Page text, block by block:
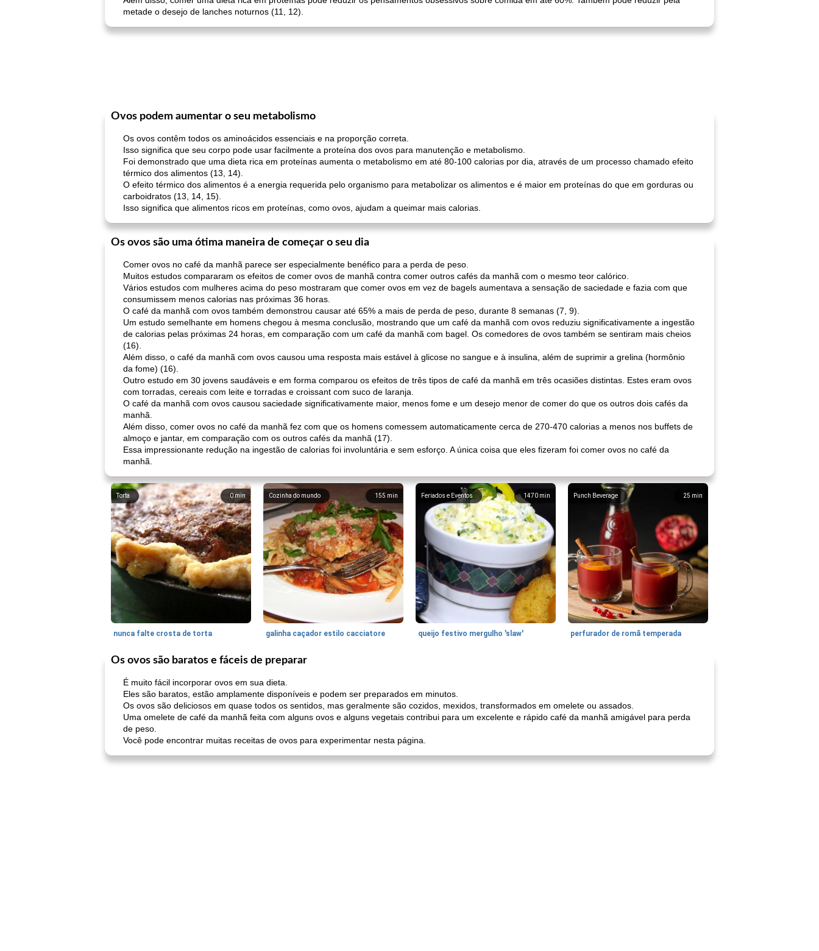
metade o desejo de lanches noturnos (11, 12).
Ovos podem aumentar o seu metabolismo
Os ovos contêm todos os aminoácidos essenciais e na proporção correta.
Isso significa que seu corpo pode usar facilmente a proteína dos ovos para manutenção e metabolismo.
Foi demonstrado que uma dieta rica em proteínas aumenta o metabolismo em até 80-100 calorias por dia, através de um processo chamado efeito
térmico dos alimentos (13, 14).
O efeito térmico dos alimentos é a energia requerida pelo organismo para metabolizar os alimentos e é maior em proteínas do que em gorduras ou
carboidratos (13, 14, 15).
Isso significa que alimentos ricos em proteínas, como ovos, ajudam a queimar mais calorias.
Os ovos são uma ótima maneira de começar o seu dia
Comer ovos no café da manhã parece ser especialmente benéfico para a perda de peso.
Muitos estudos compararam os efeitos de comer ovos de manhã contra comer outros cafés da manhã com o mesmo teor calórico.
Vários estudos com mulheres acima do peso mostraram que comer ovos em vez de bagels aumentava a sensação de saciedade e fazia com que
consumissem menos calorias nas próximas 36 horas.
O café da manhã com ovos também demonstrou causar até 65% a mais de perda de peso, durante 8 semanas (7, 9).
Um estudo semelhante em homens chegou à mesma conclusão, mostrando que um café da manhã com ovos reduziu significativamente a ingestão
de calorias pelas próximas 24 horas, em comparação com um café da manhã com bagel. Os comedores de ovos também se sentiram mais cheios
(16).
Além disso, o café da manhã com ovos causou uma resposta mais estável à glicose no sangue e à insulina, além de suprimir a grelina (hormônio
da fome) (16).
Outro estudo em 30 jovens saudáveis ​​e em forma comparou os efeitos de três tipos de café da manhã em três ocasiões distintas. Estes eram ovos
com torradas, cereais com leite e torradas e croissant com suco de laranja.
O café da manhã com ovos causou saciedade significativamente maior, menos fome e um desejo menor de comer do que os outros dois cafés da
manhã.
Além disso, comer ovos no café da manhã fez com que os homens comessem automaticamente cerca de 270-470 calorias a menos nos buffets de
almoço e jantar, em comparação com os outros cafés da manhã (17).
Essa impressionante redução na ingestão de calorias foi involuntária e sem esforço. A única coisa que eles fizeram foi comer ovos no café da
manhã.
0min
Torta
nunca falte crosta de torta
155 min
Cozinha do mundo
galinha caçador estilo cacciatore
1470 min
Feriados e Eventos
queijo festivo mergulho 'slaw'
25 min
Punch Beverage
perfurador de romã temperada
Os ovos são baratos e fáceis de preparar
É muito fácil incorporar ovos em sua dieta.
Eles são baratos, estão amplamente disponíveis e podem ser preparados em minutos.
Os ovos são deliciosos em quase todos os sentidos, mas geralmente são cozidos, mexidos, transformados em omelete ou assados.
Uma omelete de café da manhã feita com alguns ovos e alguns vegetais contribui para um excelente e rápido café da manhã amigável para perda
de peso.
Você pode encontrar muitas receitas de ovos para experimentar nesta página.